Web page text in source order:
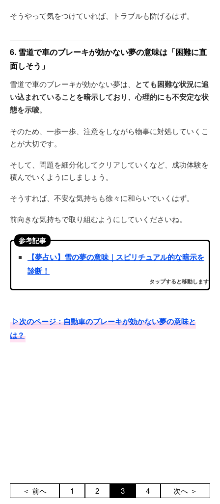
そうやって気をつけていれば、トラブルも防げるはず。
6. 雪道で車のブレーキが効かない夢の意味は「困難に直
面しそう」
雪道で車のブレーキが効かない夢は、 とても困難な状況に追
い込まれていることを暗示しており、心理的にも不安定な状
態を示唆。
そのため、一歩一歩、注意をしながら物事に対処していくこ
とが大切です。
そして、問題を細分化してクリアしていくなど、成功体験を
積んでいくようにしましょう。
そうすれば、不安な気持ちも徐々に和らいでいくはず。
前向きな気持ちで取り組むようにしていくださいね。
参考記事
【夢占い】雪の夢の意味｜スピリチュアル的な暗示を
診断！
タップすると移動します
▷次のページ：自動車のブレーキが効かない夢の意味と
は？
＜ 前へ 1 2 3 4 次へ ＞